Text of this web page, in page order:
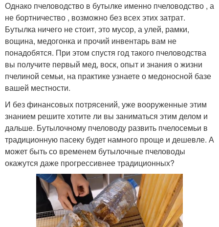
Однако пчеловодство в бутылке именно пчеловодство , а
не бортничество , возможно без всех этих затрат.
Бутылка ничего не стоит, это мусор, а улей, рамки,
вощина, медогонка и прочий инвентарь вам не
понадобятся. При этом спустя год такого пчеловодства
вы получите первый мед, воск, опыт и знания о жизни
пчелиной семьи, на практике узнаете о медоносной базе
вашей местности.
И без финансовых потрясений, уже вооруженные этим
знанием решите хотите ли вы заниматься этим делом и
дальше. Бутылочному пчеловоду развить пчелосемьи в
традиционную пасеку будет намного проще и дешевле. А
может быть со временем бутылочные пчеловоды
окажутся даже прогрессивнее традиционных?